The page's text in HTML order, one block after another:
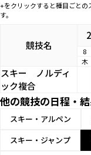
+をクリックすると種目ごと
す。
競技名 8
木
スキー ノルディ
ック複合
他の競技の日程・
スキー・アルペン
スキー・ジャンプ